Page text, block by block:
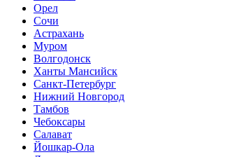
Орел
Сочи
Астрахань
Муром
Волгодонск
Ханты Мансийск
Санкт-Петербург
Нижний Новгород
Тамбов
Чебоксары
Салават
Йошкар-Ола